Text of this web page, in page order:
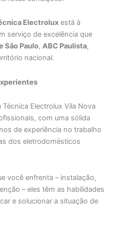
Electrolux está à
serviço de excelência que
São Paulo,ABC Paulista,
nacional.
Electrolux Vila Nova
com uma sólida
de experiência no trabalho
dos eletrodomésticos
você enfrenta – instalação,
– eles têm as habilidades
e solucionar a situação de